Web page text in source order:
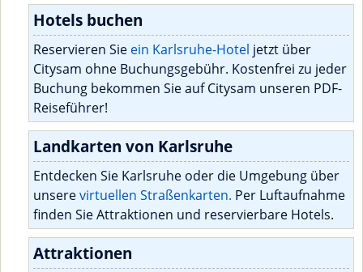
Hotels buchen
Reservieren Sie ein Karlsruhe-Hotel jetzt über
Citysam ohne Buchungsgebühr. Kostenfrei zu jeder
Buchung bekommen Sie auf Citysam unseren PDF-
Reiseführer!
Landkarten von Karlsruhe
Entdecken Sie Karlsruhe oder die Umgebung über
unserevirtuellen Straßenkarten. Per Luftaufnahme
finden Sie Attraktionen und reservierbare Hotels.
Attraktionen